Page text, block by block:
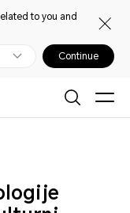
to you and
Continue